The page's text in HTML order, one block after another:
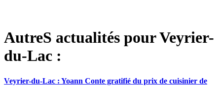
AutreS actualités pour Veyrier-
du-Lac :
Veyrier-du-Lac : Yoann Conte gratifié du prix de cuisinier de